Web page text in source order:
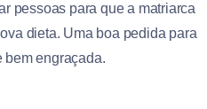
pessoas para que a matriarca
dieta. Uma boa pedida para
bem engraçada.